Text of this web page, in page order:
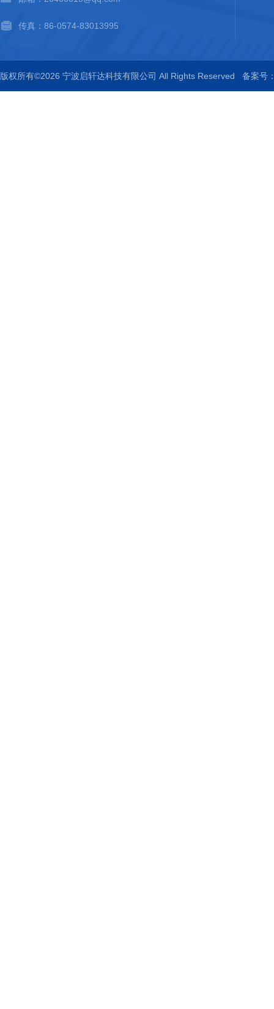
传真：86-0574-83013995
版权所有©2026 宁波启轩达科技有限公司 All Rights Reserved 备案号